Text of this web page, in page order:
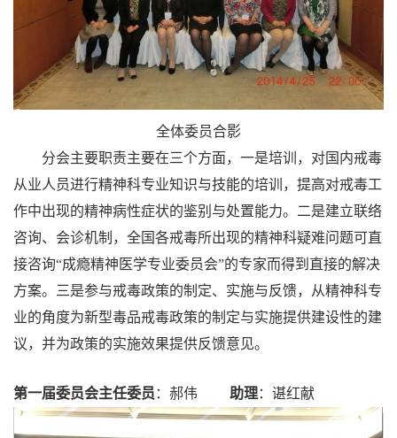
全体委员合影
分会主要职责主要在三个方面，一是培训，对国内戒毒
从业人员进行精神科专业知识与技能的培训，提高对戒毒工
作中出现的精神病性症状的鉴别与处置能力。二是建立联络
咨询、会诊机制，全国各戒毒所出现的精神科疑难问题可直
接咨询“成瘾精神医学专业委员会”的专家而得到直接的解决
方案。三是参与戒毒政策的制定、实施与反馈，从精神科专
业的角度为新型毒品戒毒政策的制定与实施提供建设性的建
议，并为政策的实施效果提供反馈意见。
第一届委员会主任委员 ：郝伟 助理：谌红献